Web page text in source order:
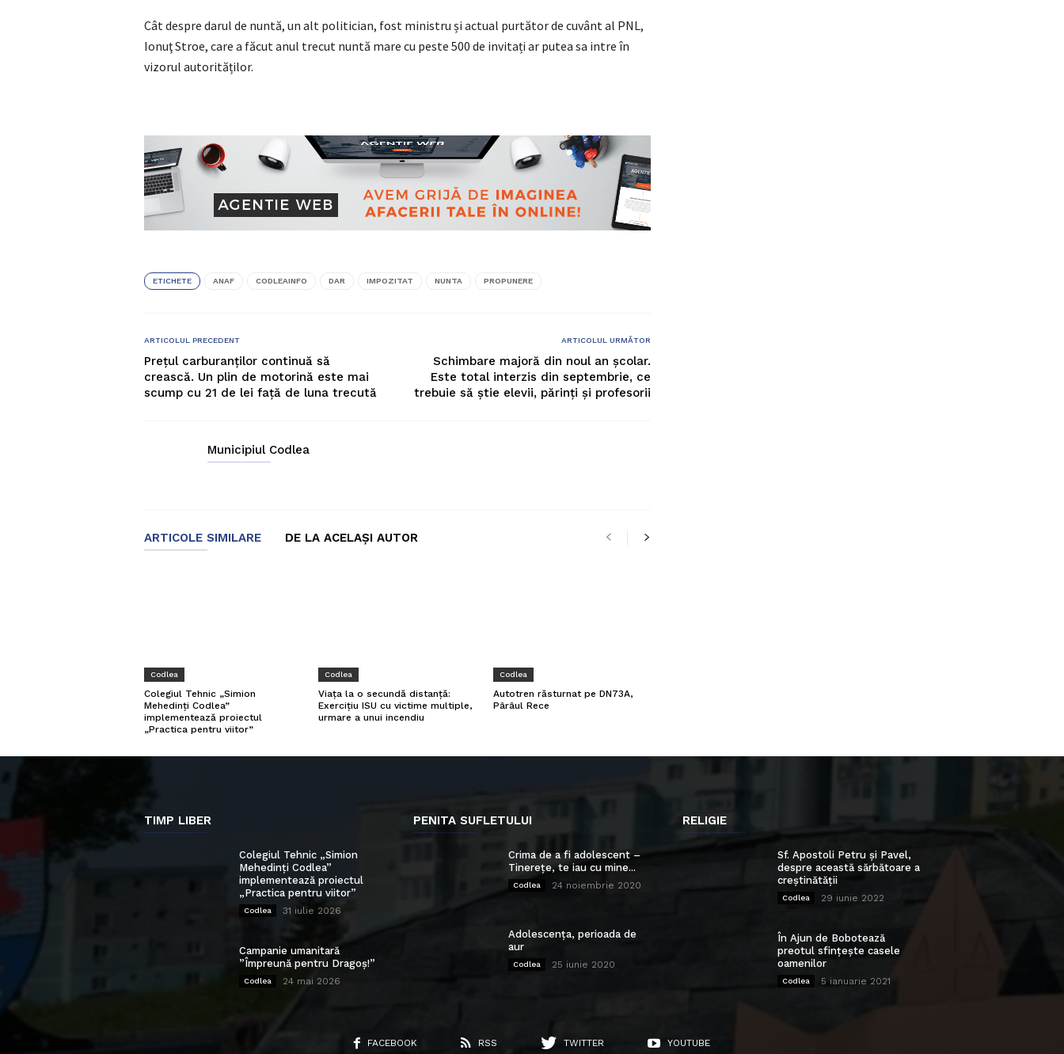
Cât despre darul de nuntă, un alt politician, fost ministru și actual purtător de cuvânt al PNL,
Ionuţ Stroe, care a făcut anul trecut nuntă mare cu peste 500 de invitați ar putea sa intre în
vizorul autorităților.
ETICHETE ANAF CODLEAINFO DAR IMPOZITAT NUNTA PROPUNERE
ARTICOLUL PRECEDENT
Prețul carburanților continuă să
crească. Un plin de motorină este mai
scump cu 21 de lei față de luna trecută
ARTICOLUL URMĂTOR
Schimbare majoră din noul an şcolar.
Este total interzis din septembrie, ce
trebuie să ştie elevii, părinţi şi profesorii
Municipiul Codlea
ARTICOLE SIMILARE DE LA ACELAȘI AUTOR
Codlea
Colegiul Tehnic „Simion
Mehedinți Codlea”
implementează proiectul
„Practica pentru viitor”
Codlea
Viața la o secundă distanță:
Exercițiu ISU cu victime multiple,
urmare a unui incendiu
Codlea
Autotren răsturnat pe DN73A,
Pârâul Rece
TIMP LIBER
Colegiul Tehnic „Simion
Mehedinți Codlea”
implementează proiectul
„Practica pentru viitor”
Codlea 31 iulie 2026
Campanie umanitară
”Împreună pentru Dragoș!”
Codlea 24 mai 2026
PENITA SUFLETULUI
Crima de a fi adolescent –
Tinerețe, te iau cu mine...
Codlea 24 noiembrie 2020
Adolescența, perioada de
aur
Codlea 25 iunie 2020
RELIGIE
Sf. Apostoli Petru și Pavel,
despre această sărbătoare a
creștinătății
Codlea 29 iunie 2022
În Ajun de Bobotează
preotul sfințește casele
oamenilor
Codlea 5 ianuarie 2021
FACEBOOK RSS TWITTER YOUTUBE